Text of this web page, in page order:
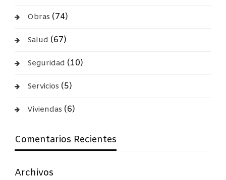
Obras (74)
Salud (67)
Seguridad (10)
Servicios (5)
Viviendas (6)
Comentarios Recientes
Archivos